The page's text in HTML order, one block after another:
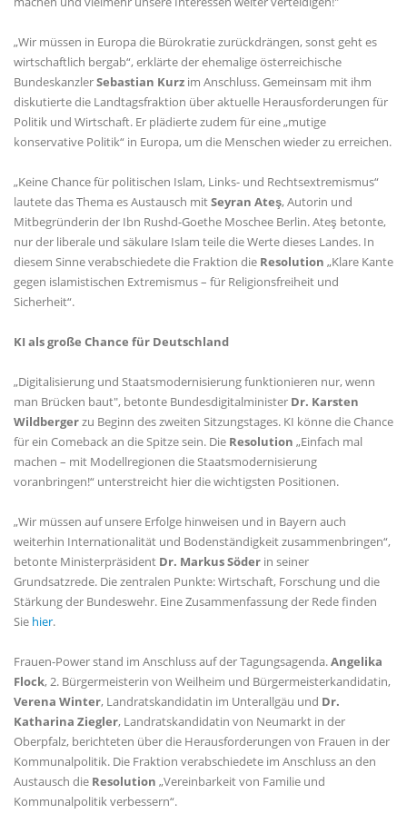
Wir müssen in Europa die Bürokratie zurückdrängen, sonst geht es
wirtschaftlich bergab“, erklärte der ehemalige österreichische
BundeskanzlerSebastian Kurz im Anschluss. Gemeinsam mit ihm
diskutierte die Landtagsfraktion über aktuelle Herausforderungen für
Politik und Wirtschaft. Er plädierte zudem für eine „mutige
konservative Politik“ in Europa, um die Menschen wieder zu erreichen.
Keine Chance für politischen Islam, Links- und Rechtsextremismus“
lautete das Thema es Austausch mitSeyran Ateş, Autorin und
Mitbegründerin der Ibn Rushd-Goethe Moschee Berlin. Ateş betonte,
nur der liberale und säkulare Islam teile die Werte dieses Landes. In
diesem Sinne verabschiedete die Fraktion die Resolution Klare Kante
gegen islamistischen Extremismus – für Religionsfreiheit und
Sicherheit“.
KI als große Chance für Deutschland
Digitalisierung und Staatsmodernisierung funktionieren nur, wenn
man Brücken baut", betonte Bundesdigitalminister Dr. Karsten
Wildbergerzu Beginn des zweiten Sitzungstages. KI könne die Chance
für ein Comeback an die Spitze sein. Die Resolution Einfach mal
machen – mit Modellregionen die Staatsmodernisierung
voranbringen!“ unterstreicht hier die wichtigsten Positionen.
Wir müssen auf unsere Erfolge hinweisen und in Bayern auch
weiterhin Internationalität und Bodenständigkeit zusammenbringen“,
betonte Ministerpräsident Dr. Markus Söder in seiner
Grundsatzrede. Die zentralen Punkte: Wirtschaft, Forschung und die
Stärkung der Bundeswehr. Eine Zusammenfassung der Rede finden
Sie hier.
Frauen-Power stand im Anschluss auf der Tagungsagenda.Angelika
Flock, 2. Bürgermeisterin von Weilheim und Bürgermeisterkandidatin,
Verena Winter, Landratskandidatin im Unterallgäu und Dr.
Katharina Ziegler, Landratskandidatin von Neumarkt in der
Oberpfalz, berichteten über die Herausforderungen von Frauen in der
Kommunalpolitik. Die Fraktion verabschiedete im Anschluss an den
Austausch die Resolution Vereinbarkeit von Familie und
Kommunalpolitik verbessern“.